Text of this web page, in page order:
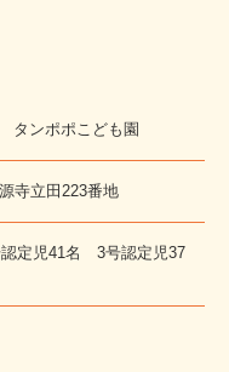
タンポポこども園
寺立田223番地
定児41名 3号認定児37